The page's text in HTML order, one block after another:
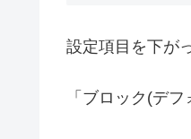
設定項目を下が
「ブロック(デ